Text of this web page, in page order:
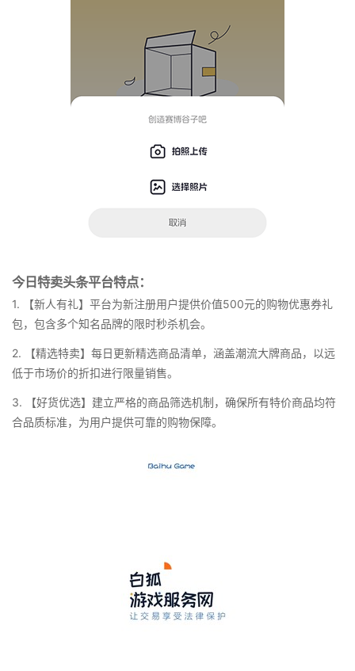
今日特卖头条平台特点：
1. 【新人有礼】平台为新注册用户提供价值500元的购物优惠券礼
包，包含多个知名品牌的限时秒杀机会。
2. 【精选特卖】每日更新精选商品清单，涵盖潮流大牌商品，以远
低于市场价的折扣进行限量销售。
3. 【好货优选】建立严格的商品筛选机制，确保所有特价商品均符
合品质标准，为用户提供可靠的购物保障。